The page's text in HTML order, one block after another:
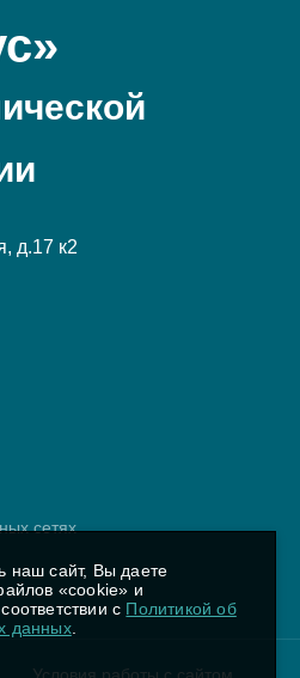
д.17 к2
сетях
наш сайт, Вы даете
«cookie» и
с Политикой об
данных.